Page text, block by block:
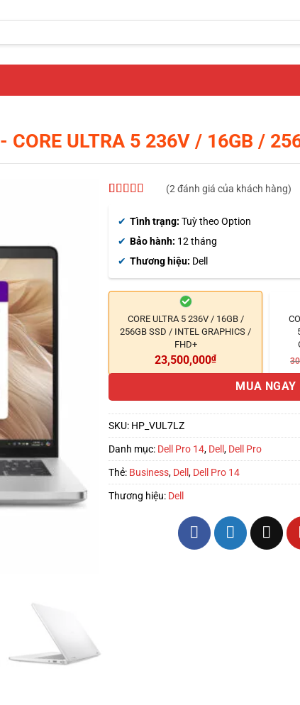
- CORE ULTRA 5 236V / 16GB /
dựa trên
đánh giá
(2đánh giá của khách hàng)
Tình trạng: Tuỳ theo Option
Bảo hành: 12 tháng
Thương hiệu: Dell
CORE ULTRA 5 236V / 16GB /
256GB SSD / INTEL GRAPHICS /
FHD+
23,500,000₫
MUA NGAY
SKU: HP_VUL7LZ
Danh mục: Dell Pro 14, Dell , Dell Pro
Thẻ: Business, Dell , Dell Pro 14
Thương hiệu: Dell